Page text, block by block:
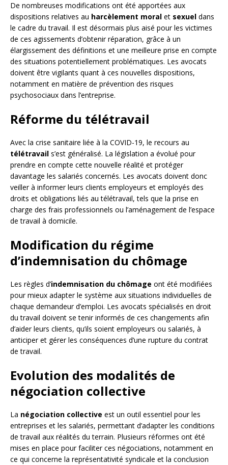
De nombreuses modifications ont été apportées aux
dispositions relatives au harcèlement moral et sexuel dans
le cadre du travail. Il est désormais plus aisé pour les victimes
de ces agissements d’obtenir réparation, grâce à un
élargissement des définitions et une meilleure prise en compte
des situations potentiellement problématiques. Les avocats
doivent être vigilants quant à ces nouvelles dispositions,
notamment en matière de prévention des risques
psychosociaux dans l’entreprise.
Réforme du télétravail
Avec la crise sanitaire liée à la COVID-19, le recours au
télétravail s’est généralisé. La législation a évolué pour
prendre en compte cette nouvelle réalité et protéger
davantage les salariés concernés. Les avocats doivent donc
veiller à informer leurs clients employeurs et employés des
droits et obligations liés au télétravail, tels que la prise en
charge des frais professionnels ou l’aménagement de l’espace
de travail à domicile.
Modification du régime
d’indemnisation du chômage
Les règles d’indemnisation du chômage ont été modifiées
pour mieux adapter le système aux situations individuelles de
chaque demandeur d’emploi. Les avocats spécialisés en droit
du travail doivent se tenir informés de ces changements afin
d’aider leurs clients, qu’ils soient employeurs ou salariés, à
anticiper et gérer les conséquences d’une rupture du contrat
de travail.
Evolution des modalités de
négociation collective
La négociation collective est un outil essentiel pour les
entreprises et les salariés, permettant d’adapter les conditions
de travail aux réalités du terrain. Plusieurs réformes ont été
mises en place pour faciliter ces négociations, notamment en
ce qui concerne la représentativité syndicale et la conclusion